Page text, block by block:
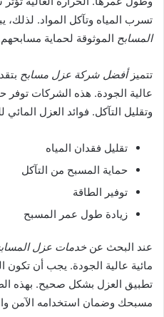
تسرب المياه وتآكل المواد.
المسابح الموثوقة لحماية
تتميزأفضل شركة عزل مسابح
عالية الجودة. هذه الشركات توفر
وتقليل التآكل. فوائد العزل
تقليل فقدان المياه
حماية المسبح من التآكل
توفير الطاقة
زيادة طول عمر المسبح
عند البحث عنخدمات عزل
مائية عالية الجودة. يجب أن تكون
تطبيق العزل بشكل صحيح. بهذه
مسبحك وضمان استخدامه الآمن